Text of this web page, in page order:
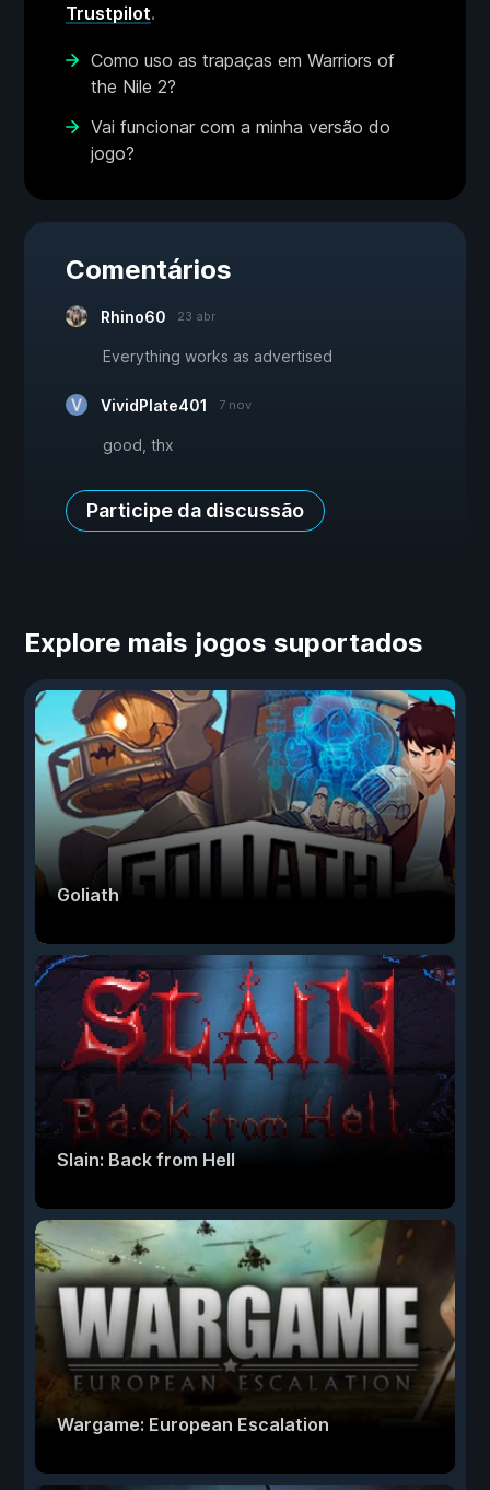
Trustpilot.
Como uso as trapaças em Warriors of
the Nile 2?
Vai funcionar com a minha versão do
jogo?
Comentários
Rhino60 23 abr
Everything works as advertised
VividPlate401 7 nov
good, thx
Participe da discussão
Explore mais jogos suportados
Goliath
Slain: Back from Hell
Wargame: European Escalation